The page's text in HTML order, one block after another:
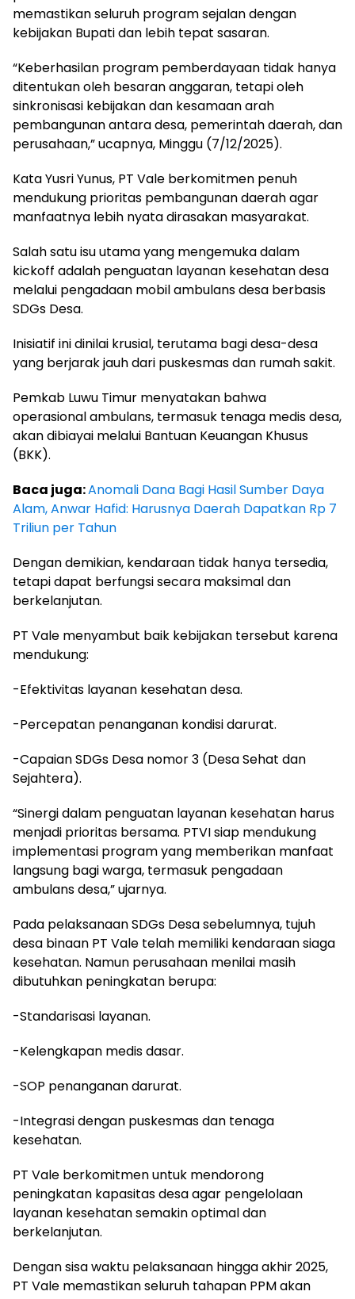
memastikan seluruh program sejalan dengan
kebijakan Bupati dan lebih tepat sasaran.
“Keberhasilan program pemberdayaan tidak hanya
ditentukan oleh besaran anggaran, tetapi oleh
sinkronisasi kebijakan dan kesamaan arah
pembangunan antara desa, pemerintah daerah, dan
perusahaan,” ucapnya, Minggu (7/12/2025).
Kata Yusri Yunus, PT Vale berkomitmen penuh
mendukung prioritas pembangunan daerah agar
manfaatnya lebih nyata dirasakan masyarakat.
Salah satu isu utama yang mengemuka dalam
kickoff adalah penguatan layanan kesehatan desa
melalui pengadaan mobil ambulans desa berbasis
SDGs Desa.
Inisiatif ini dinilai krusial, terutama bagi desa-desa
yang berjarak jauh dari puskesmas dan rumah sakit.
Pemkab Luwu Timur menyatakan bahwa
operasional ambulans, termasuk tenaga medis desa,
akan dibiayai melalui Bantuan Keuangan Khusus
(BKK).
Baca juga:Anomali Dana Bagi Hasil Sumber Daya
Alam, Anwar Hafid: Harusnya Daerah Dapatkan Rp 7
Triliun per Tahun
Dengan demikian, kendaraan tidak hanya tersedia,
tetapi dapat berfungsi secara maksimal dan
berkelanjutan.
PT Vale menyambut baik kebijakan tersebut karena
mendukung:
-Efektivitas layanan kesehatan desa.
-Percepatan penanganan kondisi darurat.
-Capaian SDGs Desa nomor 3 (Desa Sehat dan
Sejahtera).
“Sinergi dalam penguatan layanan kesehatan harus
menjadi prioritas bersama. PTVI siap mendukung
implementasi program yang memberikan manfaat
langsung bagi warga, termasuk pengadaan
ambulans desa,” ujarnya.
Pada pelaksanaan SDGs Desa sebelumnya, tujuh
desa binaan PT Vale telah memiliki kendaraan siaga
kesehatan. Namun perusahaan menilai masih
dibutuhkan peningkatan berupa:
-Standarisasi layanan.
-Kelengkapan medis dasar.
-SOP penanganan darurat.
-Integrasi dengan puskesmas dan tenaga
kesehatan.
PT Vale berkomitmen untuk mendorong
peningkatan kapasitas desa agar pengelolaan
layanan kesehatan semakin optimal dan
berkelanjutan.
Dengan sisa waktu pelaksanaan hingga akhir 2025,
PT Vale memastikan seluruh tahapan PPM akan